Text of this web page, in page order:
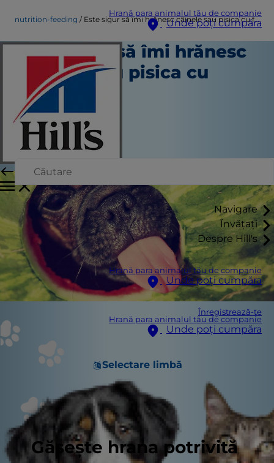
Hrană para animalul tău de companie
Unde poți cumpăra
Navigare
Învățați
Despre Hill's
Hrană para animalul tău de companie
Unde poți cumpăra
Înregistrează-te
Hrană para animalul tău de companie
Unde poți cumpăra
Selectare limbă
Găsește hrana potrivită
nutrition-feeding Este sigur să îmi hrănesc câinele sau pisica cu fructe?
Este sigur să îmi hrănesc
câinele sau pisica cu
fructe?
Nutriție și hrănire
Christine O'Brien
Aprilie 23, 2021